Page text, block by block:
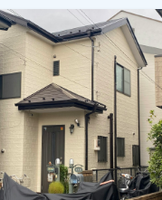
屋根がかなりいたんで
ー工法と塗装の2パタ
ただき、せっかくだか
事で、今回はカバー工
ました。外壁もところ
がありましたが、キチ
装も行い、綺麗になっ
ただけました。本当に
した。越谷市、春日部